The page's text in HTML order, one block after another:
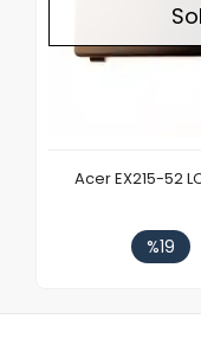
Acer EX215-52
%19